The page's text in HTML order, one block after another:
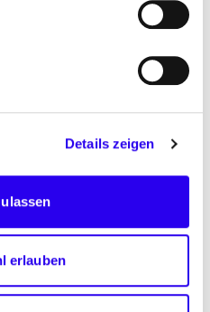
Details zeigen
erlauben
zu
Fachinformationen
besonders